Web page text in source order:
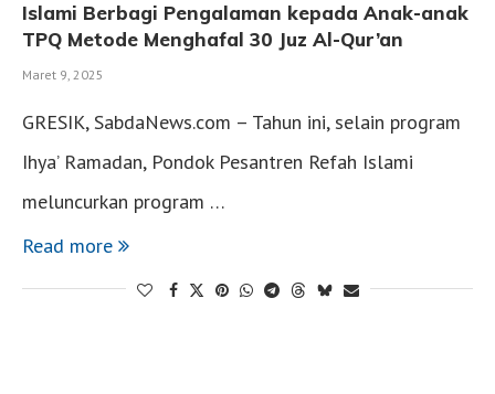
Islami Berbagi Pengalaman kepada Anak-anak
TPQ Metode Menghafal 30 Juz Al-Qur’an
Maret 9, 2025
GRESIK, SabdaNews.com – Tahun ini, selain program
Ihya’ Ramadan, Pondok Pesantren Refah Islami
meluncurkan program …
Read more